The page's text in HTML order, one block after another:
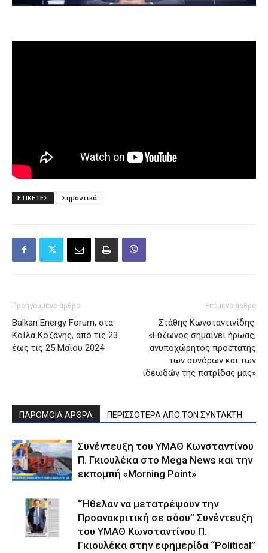
ΕΤΙΚΕΤΕΣ Σημαντικά
Προηγούμενο άρθρο
Balkan Energy Forum, στα
Κοίλα Κοζάνης, από τις 23
έως τις 25 Μαΐου 2024
Επόμενο άρθρο
Στάθης Κωνσταντινίδης:
«Εύζωνος σημαίνει ήρωας,
ανυποχώρητος προστάτης
των συνόρων και των
ιδεωδών της πατρίδας μας»
ΠΑΡΟΜΟΙΑ ΑΡΘΡΑ ΠΕΡΙΣΣΟΤΕΡΑ ΑΠΟ ΤΟΝ ΣΥΝΤΑΚΤΗ
Συνέντευξη του ΥΜΑΘ Κωνσταντίνου
Π. Γκιουλέκα στο Mega News και την
εκπομπή «Morning Point»
“Ήθελαν να μετατρέψουν την
Προανακριτική σε σόου” Συνέντευξη
του ΥΜΑΘ Κωνσταντίνου Π.
Γκιουλέκα στην εφημερίδα “Political”